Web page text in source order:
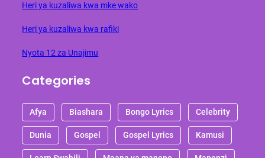
Heri ya kuzaliwa kwa mke wako
Heri ya kuzaliwa kwa rafiki
Nyota 12 za Unajimu
Categories
Afya Biashara Bongo Lyrics Celebrity
Dunia Gospel Gospel Lyrics Kamusi